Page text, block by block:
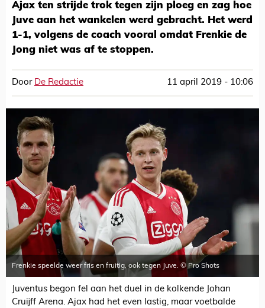
Ajax ten strijde trok tegen zijn ploeg en zag hoe
Juve aan het wankelen werd gebracht. Het werd
1-1, volgens de coach vooral omdat Frenkie de
Jong niet was af te stoppen.
Door De Redactie 11 april 2019 - 10:06
Frenkie speelde weer fris en fruitig, ook tegen Juve. © Pro Shots
Juventus begon fel aan het duel in de kolkende Johan
Cruijff Arena. Ajax had het even lastig, maar voetbalde